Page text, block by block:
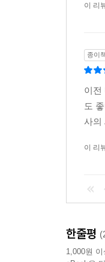
이 리
종이
이전
도
사의
이 리
한줄평
1,000원